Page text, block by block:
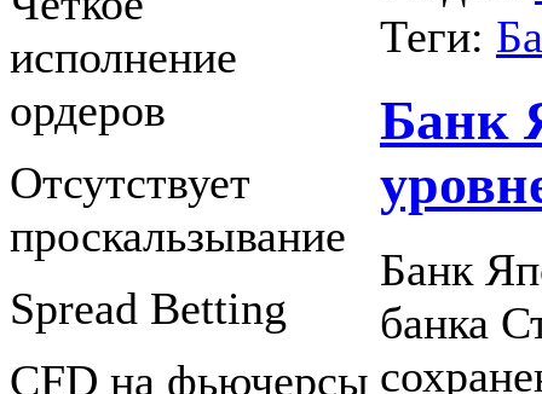
исполнение
ордеров
Отсутствует
проскальзывание
Spreаd Betting
CFD на фьючерсы
Теги:
Банк
Банк
банка